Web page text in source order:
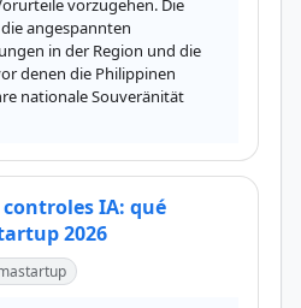
vorzugehen. Die
angespannten
in der Region und die
denen die Philippinen
nationale Souveränität
IA: qué
2026